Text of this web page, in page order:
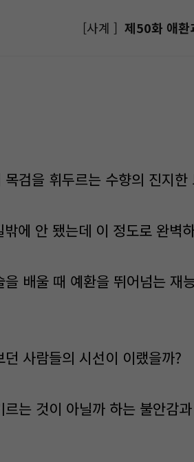
[사계 ] 제50화 애
목검을 휘두르는 수향의 진지
밖에 안 됐는데 이 정도로 완벽
을 배울 때 예환을 뛰어넘는 재
사람들의 시선이 이랬을까?
르는 것이 아닐까 하는 불안감